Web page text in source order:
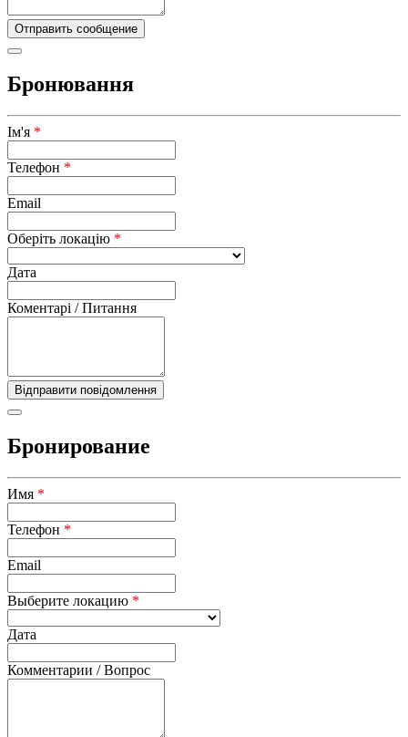
Бронювання
Ім'я *
Телефон *
Email
Оберіть локацію *
Дата
Коментарі / Питання
Бронирование
Имя *
Телефон *
Email
Выберите локацию *
Дата
Комментарии / Вопрос